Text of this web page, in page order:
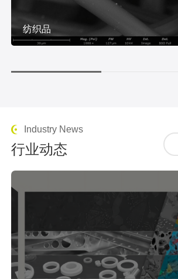
纺织品
Industry News
行业动态